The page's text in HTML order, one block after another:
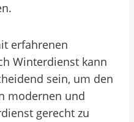
erfahrenen
Winterdienst kann
sein, um den
modernen und
gerecht zu